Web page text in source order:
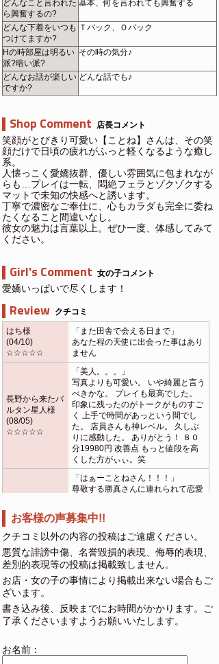
どんなこと言われた
ら興奮するの?
基本、何を言われても興奮する
どんな下着をいつも
つけてますか?
Ｔバック、Ｏバック
Hの時部屋は明るい
派?暗い派?
その時の気分♪
どんなお話が楽しい
ですか?
どんな話でも♪
Shop Comment 店長コメント
笑顔がとびきり可愛い【ことね】さんは、その笑
顔だけで日頃の疲れがふっと軽くなるような癒し
系。
人懐っこく愛嬌抜群、優しい雰囲気に包まれなが
らも…プレイは一転、悶絶フェラとゾクゾクする
マットで未知の快感へと誘います。
丁寧で濃密なご奉仕に、心もカラダも完全に委ね
たくなること間違いなし。
彼女の魅力は言葉以上。ぜひ一度、体感してみて
ください。
Girl's Comment 女の子コメント
愛嬌いっぱいで尽くします！
Review クチコミ
はち様
(04/10)
☆☆☆☆☆
「また田舎で会える日まで」
あなた程の天使に出会った事はあり
ません
長野から来たバ
ルタン星人様
(08/05)
☆☆☆☆☆
「美人。。。」
写真よりも可愛い。 いや綺麗と言う
べきかな。 プレイも最高でした。
印象に残ったのがトークがものすご
く 上手で時間があっという間でし
た。 店員さんも神レベル。 久しぶ
りに感動した。 ありがとう！ ８０
分19980円 改善点 もっと値段を高
くした方がぃぃ。笑
チャッキー様
(08/04)
☆☆☆☆☆
「はぁーことねさん！！！」
尊敬する勝真さんに連れられて恋愛
んのあまりのテクニックに骨抜きに
されてしまい久方振りにイかされて
しまいました。 これからも恋愛マッ
トは永久に不滅です！！ ここで僕の
尊敬するニーチェの言葉を一つ “こ
の世に存在する上で、最大の充実感
と喜びを得る秘訣は、危険に生きる
ことである。”
かや様
(04/04)
「最高」
とても親切かつ丁寧で最高のテクニ
ックでした。また行きたいです。超
「大満足」
お客様の声募集中!!
クチコミ以外の内容の投稿はご遠慮ください。
悪質な誹謗中傷、名誉毀損的表現、侮辱的表現、
差別的表現等の投稿は掲載致しません。
お店・女の子の事情により掲載出来ない場合もご
ざいます。
書き込み後、反映までにお時間がかかります。ご
了承くださいますようお願いいたします。
お名前：